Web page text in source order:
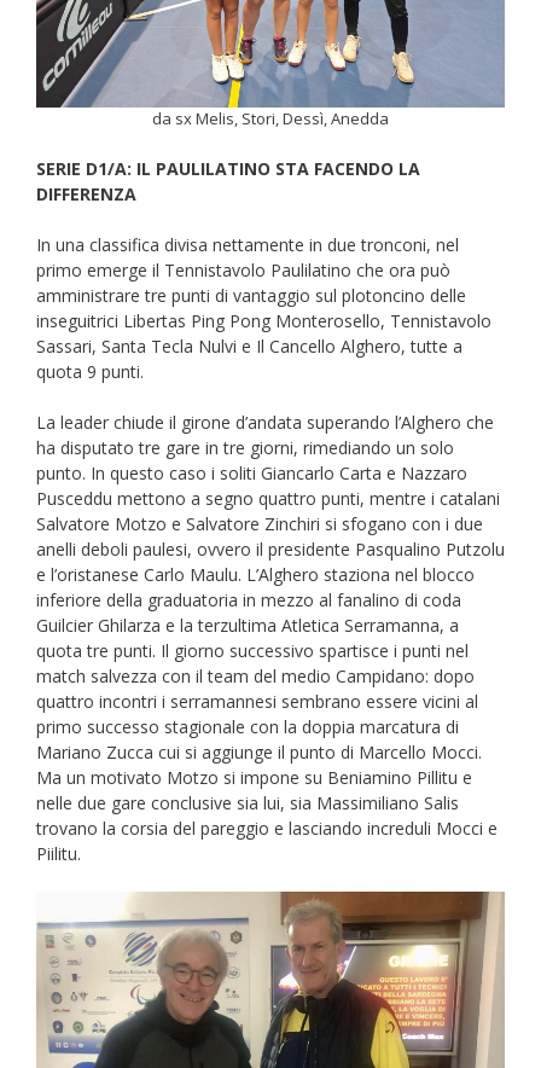
da sx Melis, Stori, Dessì, Anedda
SERIE D1/A: IL PAULILATINO STA FACENDO LA
DIFFERENZA
In una classifica divisa nettamente in due tronconi, nel
primo emerge il Tennistavolo Paulilatino che ora può
amministrare tre punti di vantaggio sul plotoncino delle
inseguitrici Libertas Ping Pong Monterosello, Tennistavolo
Sassari, Santa Tecla Nulvi e Il Cancello Alghero, tutte a
quota 9 punti.
La leader chiude il girone d’andata superando l’Alghero che
ha disputato tre gare in tre giorni, rimediando un solo
punto. In questo caso i soliti Giancarlo Carta e Nazzaro
Pusceddu mettono a segno quattro punti, mentre i catalani
Salvatore Motzo e Salvatore Zinchiri si sfogano con i due
anelli deboli paulesi, ovvero il presidente Pasqualino Putzolu
e l’oristanese Carlo Maulu. L’Alghero staziona nel blocco
inferiore della graduatoria in mezzo al fanalino di coda
Guilcier Ghilarza e la terzultima Atletica Serramanna, a
quota tre punti. Il giorno successivo spartisce i punti nel
match salvezza con il team del medio Campidano: dopo
quattro incontri i serramannesi sembrano essere vicini al
primo successo stagionale con la doppia marcatura di
Mariano Zucca cui si aggiunge il punto di Marcello Mocci.
Ma un motivato Motzo si impone su Beniamino Pillitu e
nelle due gare conclusive sia lui, sia Massimiliano Salis
trovano la corsia del pareggio e lasciando increduli Mocci e
Piilitu.